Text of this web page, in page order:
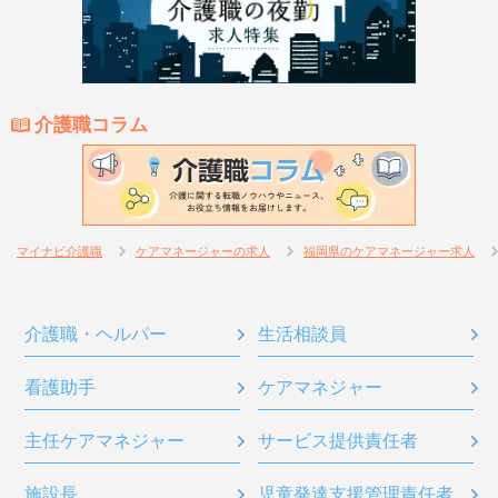
介護職コラム
マイナビ介護職 ケアマネージャーの求人 福岡県のケアマネージャー求人
介護職・ヘルパー 生活相談員
看護助手 ケアマネジャー
主任ケアマネジャー サービス提供責任者
施設長 児童発達支援管理責任者